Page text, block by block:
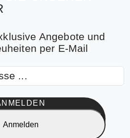
Angebote und
per E-Mail
Anmelden